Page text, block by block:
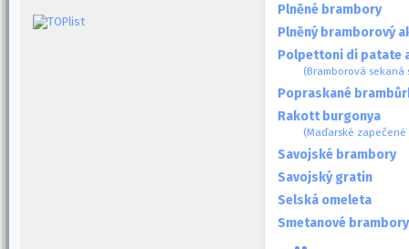
Plněné brambory
Plněný bramborový
Polpettoni di patate
(Bramborová sekaná
Popraskané
Rakott burgonya
(Maďarské
Savojské brambory
Savojský gratin
Selská omeleta
Smetanové